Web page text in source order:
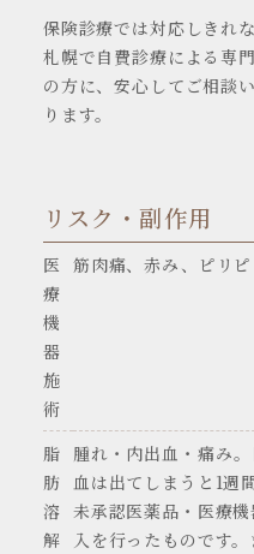
保険診療では対応しきれ
札幌で自費診療による専
の方に、安心してご相談
ります。
リスク・副作用
医
療
機
器
施
術
筋肉痛、赤み、ピリ
脂
肪
溶
解
腫れ・内出血・痛み
血は出てしまうと1週
未承認医薬品・医療
入を行ったものです